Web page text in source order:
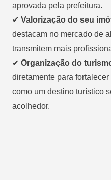
aprovada pela prefeitura.
✔ Valorização do seu
destacam no mercado de
transmitem mais
✔ Organização do
diretamente para
como um destino turístico
acolhedor.